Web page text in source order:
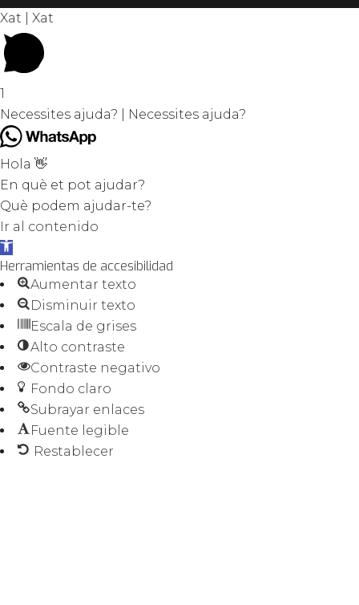
Xat | Xat
1
Necessites ajuda? | Necessites ajuda?
Hola 👋
En què et pot ajudar?
Què podem ajudar-te?
Ir al contenido
Abrir
barra
de
herramientas
Herramientas de accesibilidad
Aumentar texto
Disminuir texto
Escala de grises
Alto contraste
Contraste negativo
Fondo claro
Subrayar enlaces
Fuente legible
Restablecer